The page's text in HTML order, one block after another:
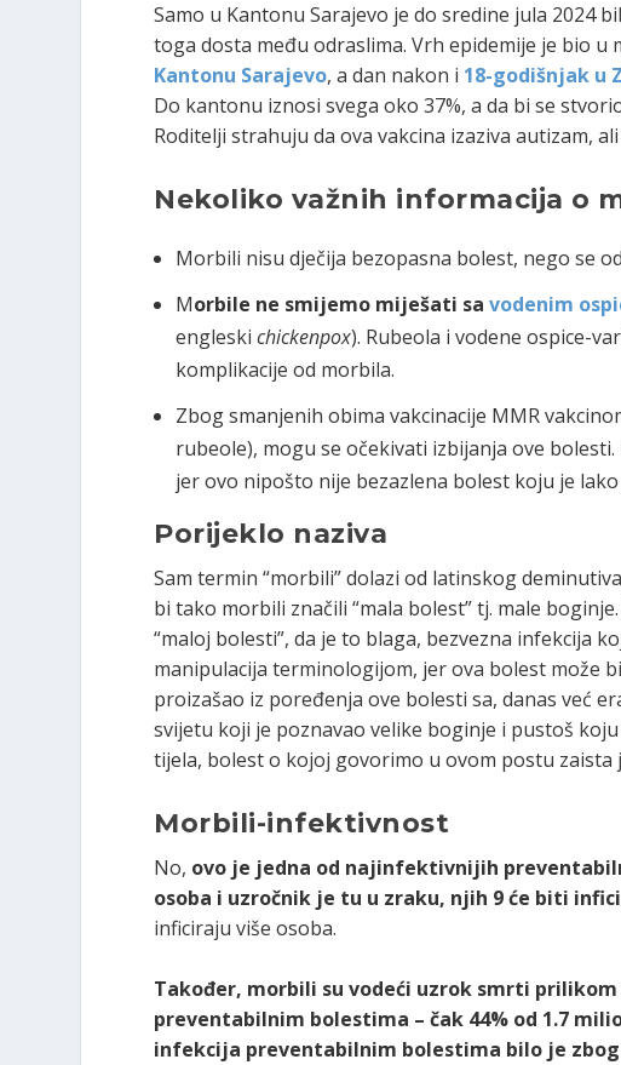
Samo u Kantonu Sarajevo je do sredine jula 2024
toga dosta među odraslima. Vrh epidemije je bio u
Kantonu Sarajevo, a dan nakon i 18-godišnjak u
Do kantonu iznosi svega oko 37%, a da bi se
Roditelji strahuju da ova vakcina izaziva autizam, ali
Nekoliko važnih informacija o
Morbili nisu dječija bezopasna bolest, nego se
Morbile ne smijemo miješati savodenim
engleskichickenpox). Rubeola i vodene ospice-
komplikacije od morbila.
Zbog smanjenih obima vakcinacije MMR
rubeole), mogu se očekivati izbijanja ove
jer ovo nipošto nije bezazlena bolest koju je
Porijeklo naziva
Sam termin “morbili” dolazi od latinskog
bi tako morbili značili “mala bolest” tj. male
“maloj bolesti”, da je to blaga, bezvezna infekcija
manipulacija terminologijom, jer ova bolest može
proizašao iz poređenja ove bolesti sa, danas već
svijetu koji je poznavao velike boginje i pustoš
tijela, bolest o kojoj govorimo u ovom postu zaista
Morbili-infektivnost
No, ovo je jedna od najinfektivnijih
osoba i uzročnik je tu u zraku, njih 9 će biti
inficiraju više osoba.
Također, morbili su vodeći uzrok smrti
preventabilnim bolestima – čak 44% od 1.7
infekcija preventabilnim bolestima bilo je